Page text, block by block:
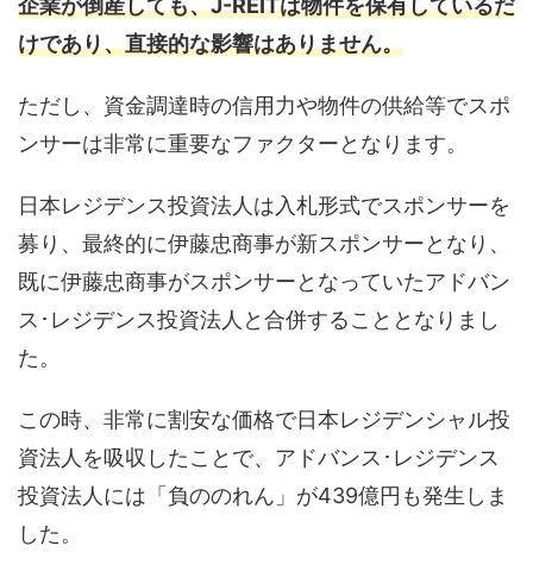
企業が倒産しても、J-REITは物件を保有しているだ
けであり、直接的な影響はありません。
ただし、資金調達時の信用力や物件の供給等でスポ
ンサーは非常に重要なファクターとなります。
日本レジデンス投資法人は入札形式でスポンサーを
募り、最終的に伊藤忠商事が新スポンサーとなり、
既に伊藤忠商事がスポンサーとなっていたアドバン
ス･レジデンス投資法人と合併することとなりまし
た。
この時、非常に割安な価格で日本レジデンシャル投
資法人を吸収したことで、アドバンス･レジデンス
投資法人には「負ののれん」が439億円も発生しま
した。